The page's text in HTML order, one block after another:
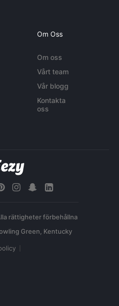
Om Oss
Om oss
Vårt team
Vår blogg
Kontakta
oss
rättigheter förbehållna